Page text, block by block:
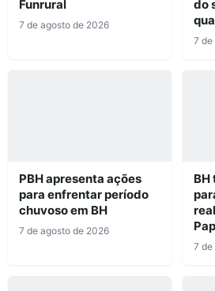
Funrural
7 de agosto de 2026
do
7 de
PBH apresenta ações
para enfrentar período
chuvoso em BH
7 de agosto de 2026
BH
7 de